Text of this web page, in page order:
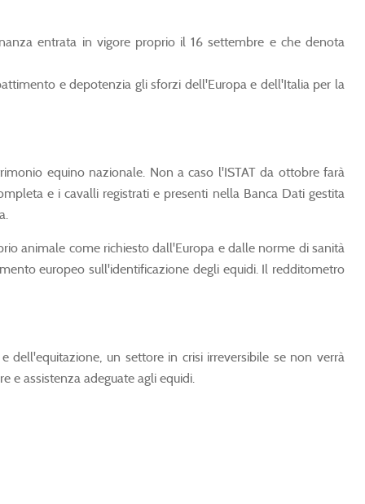
entrata in vigore proprio il 16 settembre e che denota
e depotenzia gli sforzi dell'Europa e dell'Italia per la
equino nazionale. Non a caso l'ISTAT da ottobre farà
e i cavalli registrati e presenti nella Banca Dati gestita
animale come richiesto dall'Europa e dalle norme di sanità
europeo sull'identificazione degli equidi. Il redditometro
un settore in crisi irreversibile se non verrà
e assistenza adeguate agli equidi.